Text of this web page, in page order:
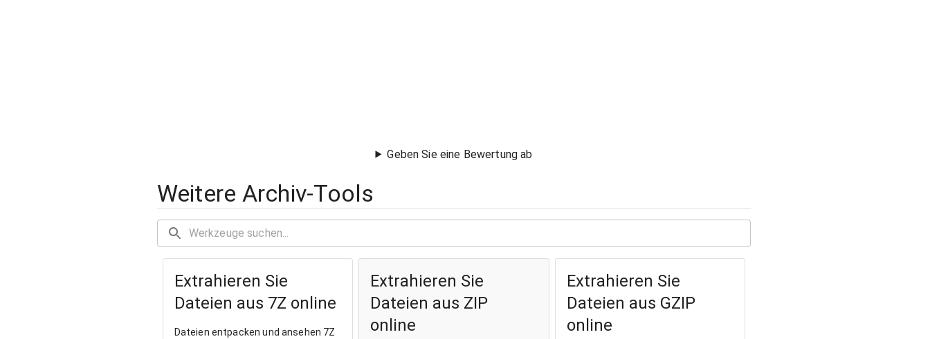
Geben Sie eine Bewertung ab
Weitere Archiv-Tools
Extrahieren Sie
Dateien aus 7Z online
Dateien entpacken und ansehen 7Z
Extrahieren Sie
Dateien aus ZIP
online
Extrahieren Sie
Dateien aus GZIP
online